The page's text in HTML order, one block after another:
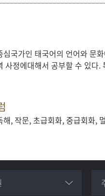
심국가인 태국어의 언어와 문
사정에대해서 공부할 수 있다
해, 작문, 초급회화, 중급회화,